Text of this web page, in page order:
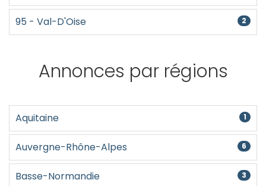
95 - Val-D'Oise 2
Annonces par régions
Aquitaine 1
Auvergne-Rhône-Alpes 6
Basse-Normandie 3